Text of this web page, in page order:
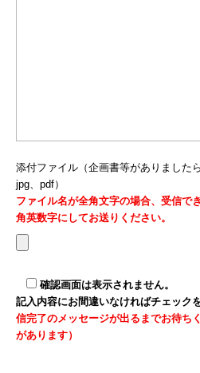
添付ファイル（企画書等がありました
jpg、pdf）
ファイル名が全角文字の場合、受信で
角英数字にしてお送りください。
確認画面は表示されません。
記入内容にお間違いなければチェック
信完了のメッセージが出るまでお待ち
があります）